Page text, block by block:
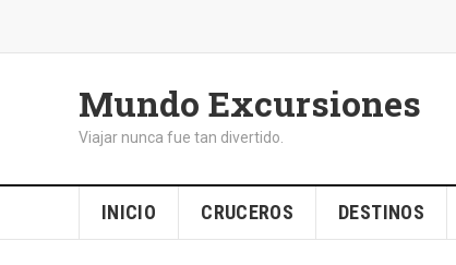
Mundo Excursiones
Viajar nunca fue tan divertido.
INICIO CRUCEROS DESTINOS